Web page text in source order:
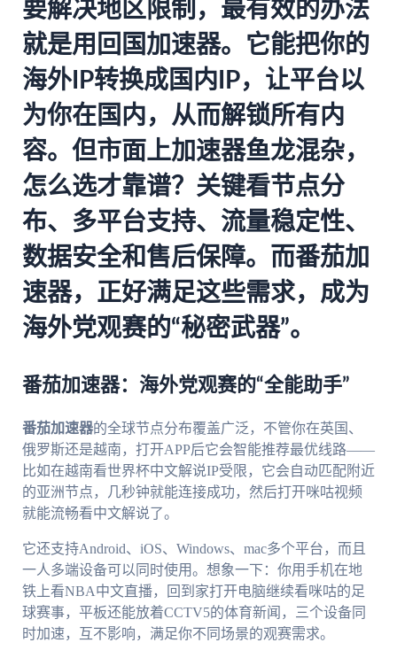
要解决地区限制，最有效的办法
就是用回国加速器。它能把你的
海外IP转换成国内IP，让平台以
为你在国内，从而解锁所有内
容。但市面上加速器鱼龙混杂，
怎么选才靠谱？关键看节点分
布、多平台支持、流量稳定性、
数据安全和售后保障。而番茄加
速器，正好满足这些需求，成为
海外党观赛的“秘密武器”。
番茄加速器：海外党观赛的“全能助手”
番茄加速器的全球节点分布覆盖广泛，不管你在英国、
俄罗斯还是越南，打开APP后它会智能推荐最优线路——
比如在越南看世界杯中文解说IP受限，它会自动匹配附近
的亚洲节点，几秒钟就能连接成功，然后打开咪咕视频
就能流畅看中文解说了。
它还支持Android、iOS、Windows、mac多个平台，而且
一人多端设备可以同时使用。想象一下：你用手机在地
铁上看NBA中文直播，回到家打开电脑继续看咪咕的足
球赛事，平板还能放着CCTV5的体育新闻，三个设备同
时加速，互不影响，满足你不同场景的观赛需求。